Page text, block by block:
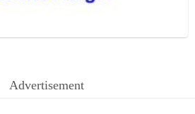
Advertisement